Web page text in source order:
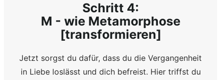
Schritt 4:
M - wie Metamorphose
[transformieren]
Jetzt sorgst du dafür, dass du die Vergangenheit
in Liebe loslässt und dich befreist. Hier triffst du